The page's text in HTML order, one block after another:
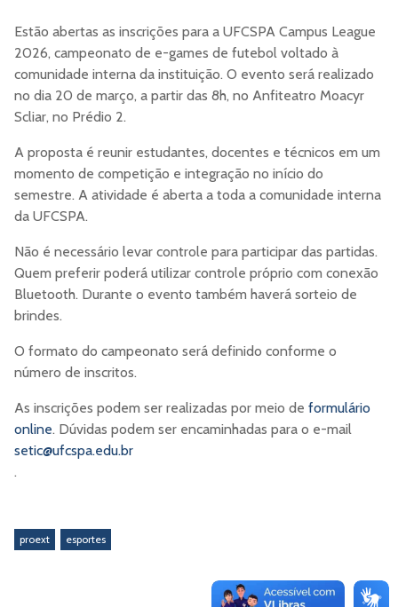
Estão abertas as inscrições para a UFCSPA Campus League
2026, campeonato de e-games de futebol voltado à
comunidade interna da instituição. O evento será realizado
no dia 20 de março, a partir das 8h, no Anfiteatro Moacyr
Scliar, no Prédio 2.
A proposta é reunir estudantes, docentes e técnicos em um
momento de competição e integração no início do
semestre. A atividade é aberta a toda a comunidade interna
da UFCSPA.
Não é necessário levar controle para participar das partidas.
Quem preferir poderá utilizar controle próprio com conexão
Bluetooth. Durante o evento também haverá sorteio de
brindes.
O formato do campeonato será definido conforme o
número de inscritos.
As inscrições podem ser realizadas por meio de formulário
online. Dúvidas podem ser encaminhadas para o e-mail
setic@ufcspa.edu.br
.
proext esportes